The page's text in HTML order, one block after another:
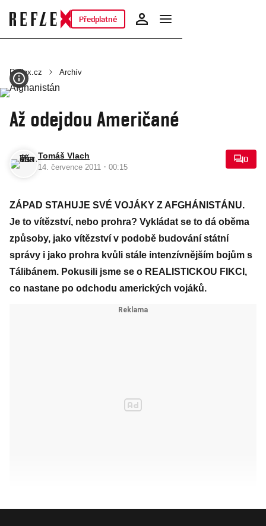
Předplatné
Reflex.cz Archív
Až odejdou Američané
Tomáš Vlach
14. července 2011 · 00:15
0
ZÁPAD STAHUJE SVÉ VOJÁKY Z AFGHÁNISTÁNU.
Je to vítězství, nebo prohra? Vykládat se to dá oběma
způsoby, jako vítězství v podobě budování státní
správy i jako prohra kvůli stále intenzívnějším bojům s
Tálibánem. Pokusili jsme se o REALISTICKOU FIKCI,
co nastane po odchodu amerických vojáků.